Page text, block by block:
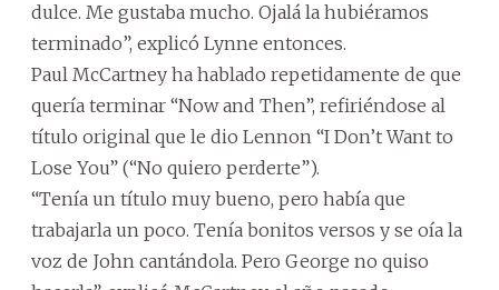
dulce. Me gustaba mucho. Ojalá la hubiéramos
terminado”, explicó Lynne entonces.
Paul McCartney ha hablado repetidamente de que
quería terminar “Now and Then”, refiriéndose al
título original que le dio Lennon “I Don’t Want to
Lose You” (“No quiero perderte”).
“Tenía un título muy bueno, pero había que
trabajarla un poco. Tenía bonitos versos y se oía la
voz de John cantándola. Pero George no quiso